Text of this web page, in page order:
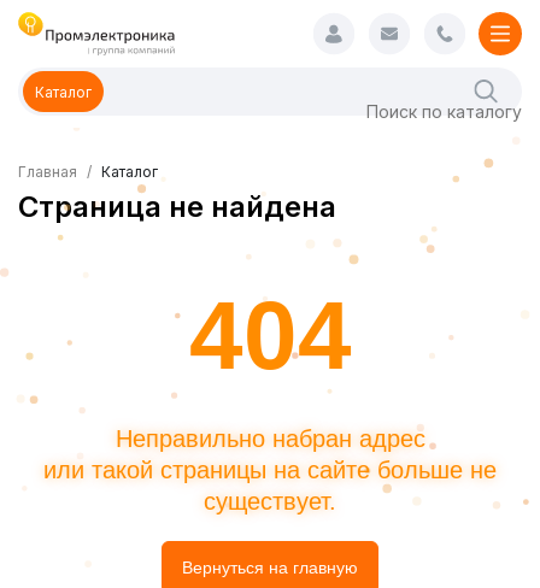
Каталог
Главная Каталог
Страница не найдена
404
Неправильно набран адрес
или такой страницы на сайте больше не
существует.
Вернуться на главную